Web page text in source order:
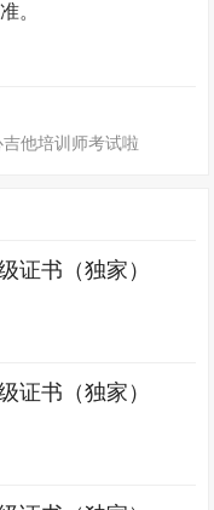
。
他培训师考试啦
证书（独家）
证书（独家）